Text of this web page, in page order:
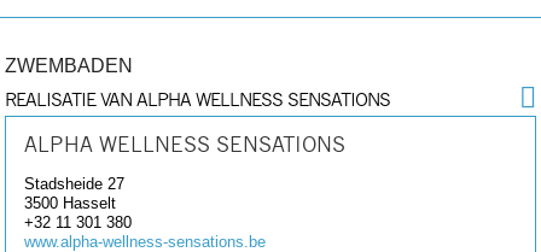
ZWEMBADEN
REALISATIE VAN ALPHA WELLNESS SENSATIONS
ALPHA WELLNESS SENSATIONS
Stadsheide 27
3500 Hasselt
+32 11 301 380
www.alpha-wellness-sensations.be